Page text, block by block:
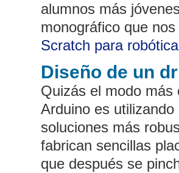
alumnos más
monográfico que
Scratch para
Diseño de un
Quizás el modo
Arduino es
soluciones más
fabrican sencillas
que después se